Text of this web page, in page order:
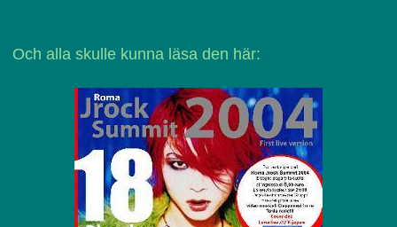
Och alla skulle kunna läsa den här: